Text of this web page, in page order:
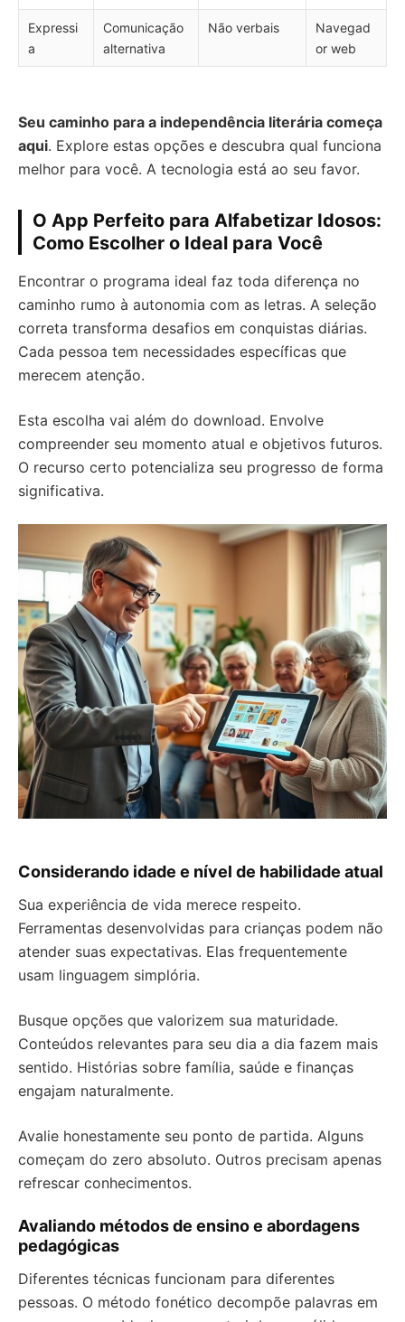
Expressi
a
Comunicação
alternativa
Não verbais
Navegad
or web
Seu caminho para a independência literária começa
aqui. Explore estas opções e descubra qual funciona
melhor para você. A tecnologia está ao seu favor.
O App Perfeito para Alfabetizar Idosos:
Como Escolher o Ideal para Você
Encontrar o programa ideal faz toda diferença no
caminho rumo à autonomia com as letras. A seleção
correta transforma desafios em conquistas diárias.
Cada pessoa tem necessidades específicas que
merecem atenção.
Esta escolha vai além do download. Envolve
compreender seu momento atual e objetivos futuros.
O recurso certo potencializa seu progresso de forma
significativa.
Considerando idade e nível de habilidade atual
Sua experiência de vida merece respeito.
Ferramentas desenvolvidas para crianças podem não
atender suas expectativas. Elas frequentemente
usam linguagem simplória.
Busque opções que valorizem sua maturidade.
Conteúdos relevantes para seu dia a dia fazem mais
sentido. Histórias sobre família, saúde e finanças
engajam naturalmente.
Avalie honestamente seu ponto de partida. Alguns
começam do zero absoluto. Outros precisam apenas
refrescar conhecimentos.
Avaliando métodos de ensino e abordagens
pedagógicas
Diferentes técnicas funcionam para diferentes
pessoas. O método fonético decompõe palavras em